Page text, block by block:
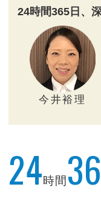
24時間365日、
今井裕理
24時間